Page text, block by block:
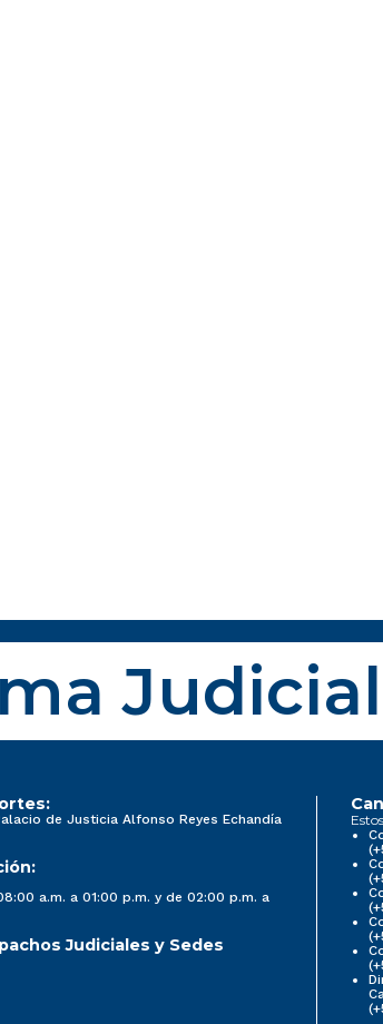
Judicial
de Justicia Alfonso Reyes Echandía
a.m. a 01:00 p.m. y de 02:00 p.m. a
Judiciales y Sedes
Estos